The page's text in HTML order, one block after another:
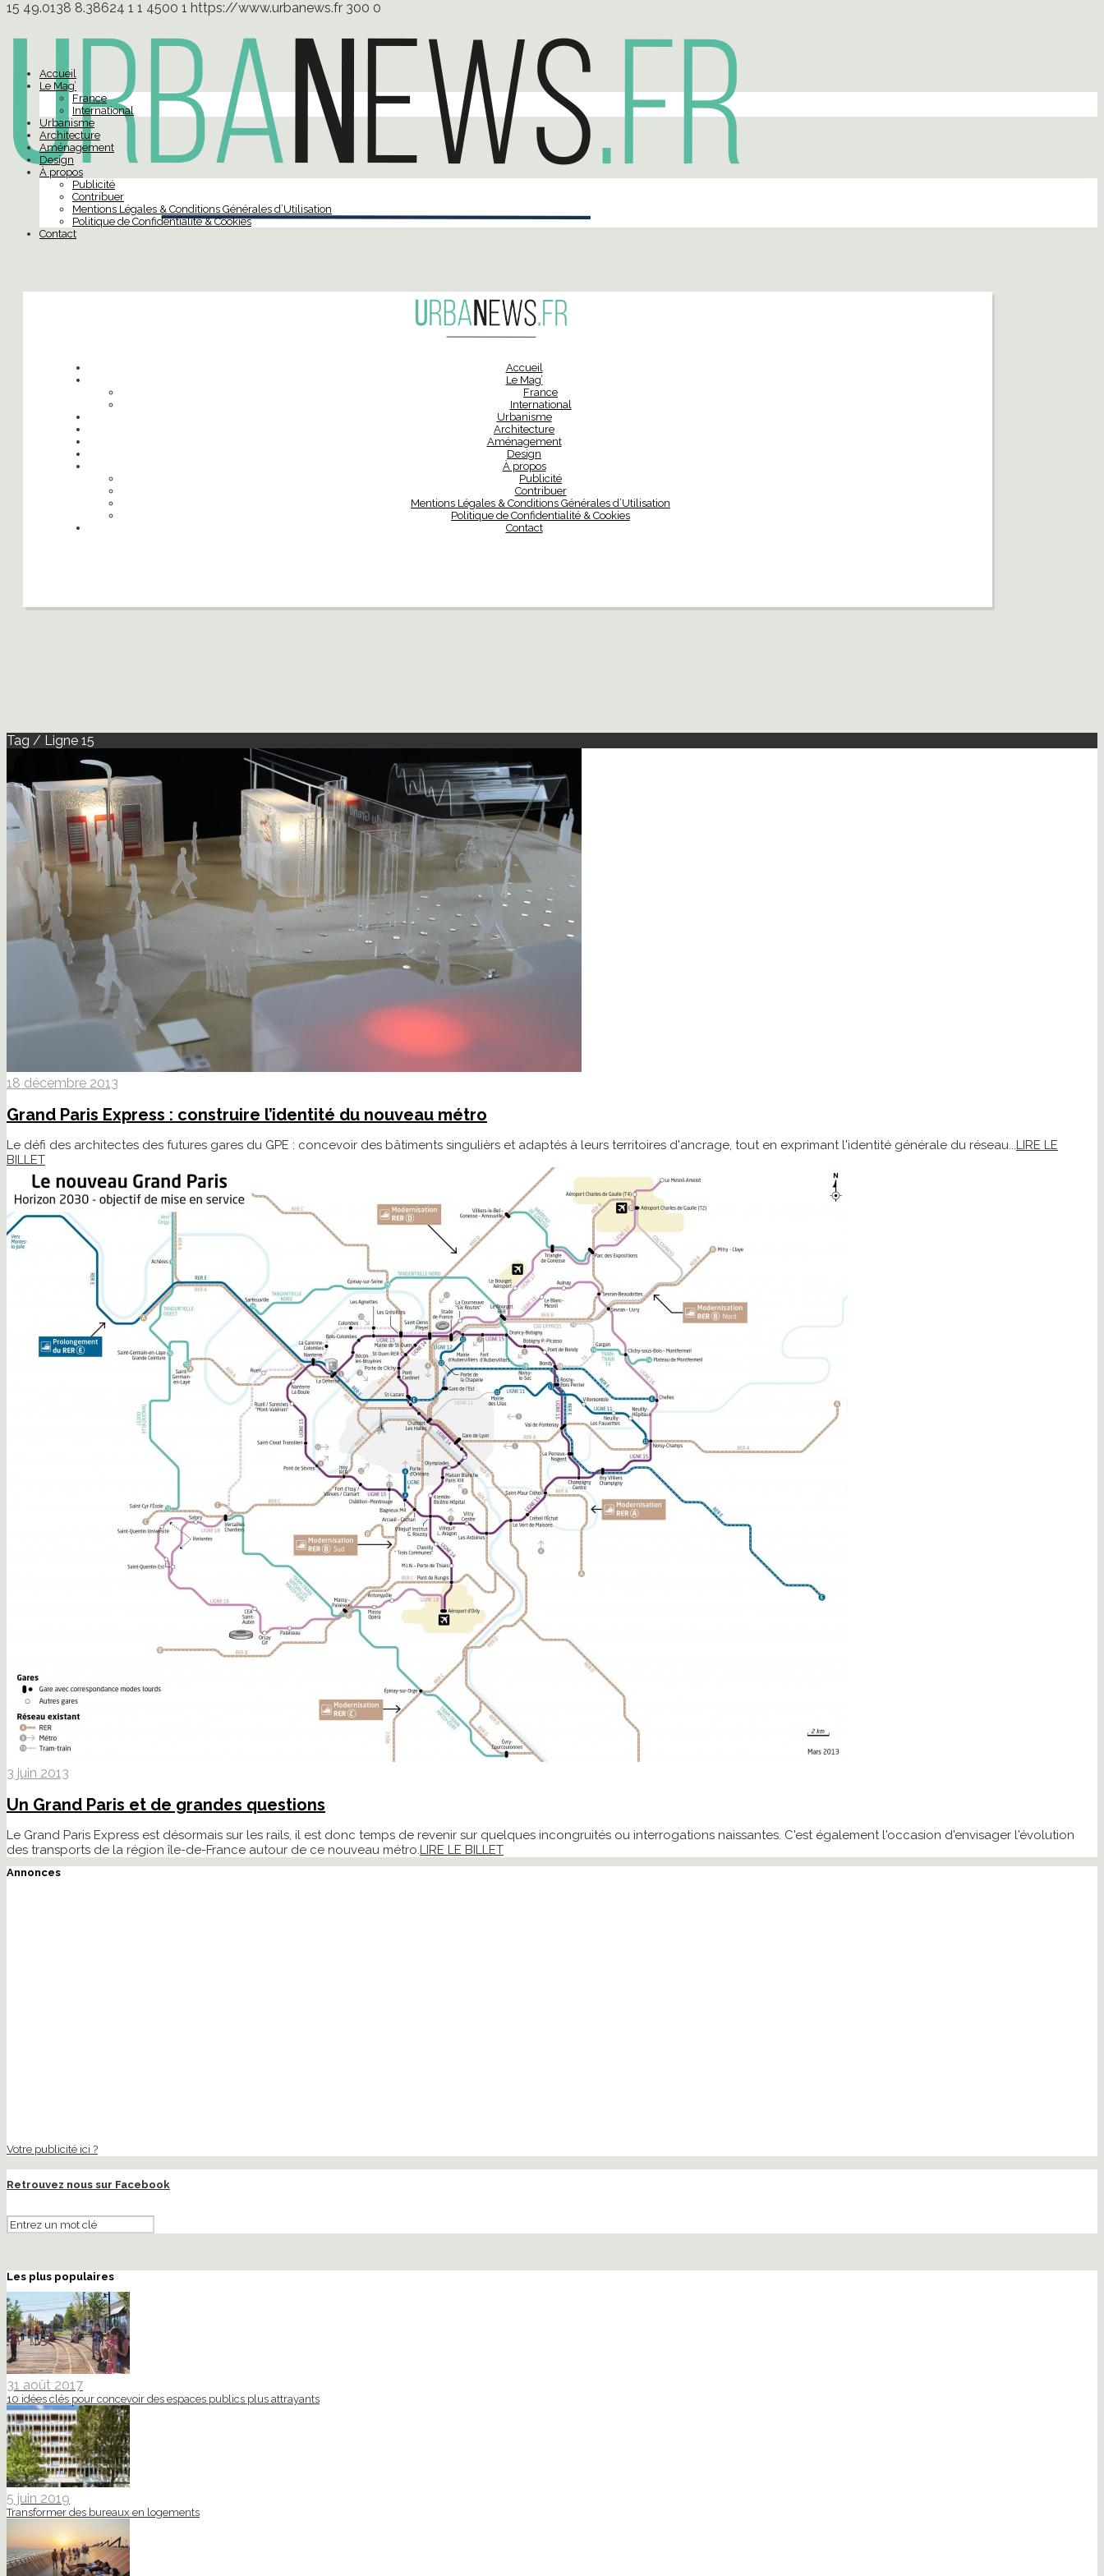
15 49.0138 8.38624 1 1 4500 1 https://www.urbanews.fr 300 0
Accueil
Le Mag’
France
International
Urbanisme
Architecture
Aménagement
Design
À propos
Publicité
Contribuer
Mentions Légales & Conditions Générales d’Utilisation
Politique de Confidentialité & Cookies
Contact
Accueil
Le Mag’
France
International
Urbanisme
Architecture
Aménagement
Design
À propos
Publicité
Contribuer
Mentions Légales & Conditions Générales d’Utilisation
Politique de Confidentialité & Cookies
Contact
Tag / Ligne 15
18 décembre 2013
Grand Paris Express : construire l’identité du nouveau métro
Le défi des architectes des futures gares du GPE : concevoir des bâtiments singulièrs et adaptés à leurs territoires d'ancrage, tout en exprimant l'identité générale du réseau...LIRE LE
BILLET
3 juin 2013
Un Grand Paris et de grandes questions
Le Grand Paris Express est désormais sur les rails, il est donc temps de revenir sur quelques incongruités ou interrogations naissantes. C'est également l'occasion d'envisager l'évolution
des transports de la région île-de-France autour de ce nouveau métro.LIRE LE BILLET
Annonces
Votre publicité ici ?
Retrouvez nous sur Facebook
Les plus populaires
31 août 2017
10 idées clés pour concevoir des espaces publics plus attrayants
5 juin 2019
Transformer des bureaux en logements